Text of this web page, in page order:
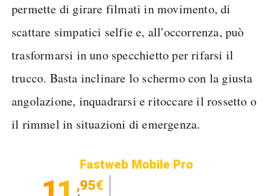
permette di girare filmati in movimento, di
scattare simpatici selfie e, all'occorrenza, può
trasformarsi in uno specchietto per rifarsi il
trucco. Basta inclinare lo schermo con la giusta
angolazione, inquadrarsi e ritoccare il rossetto o
il rimmel in situazioni di emergenza.
Fastweb Mobile Pro
,95€